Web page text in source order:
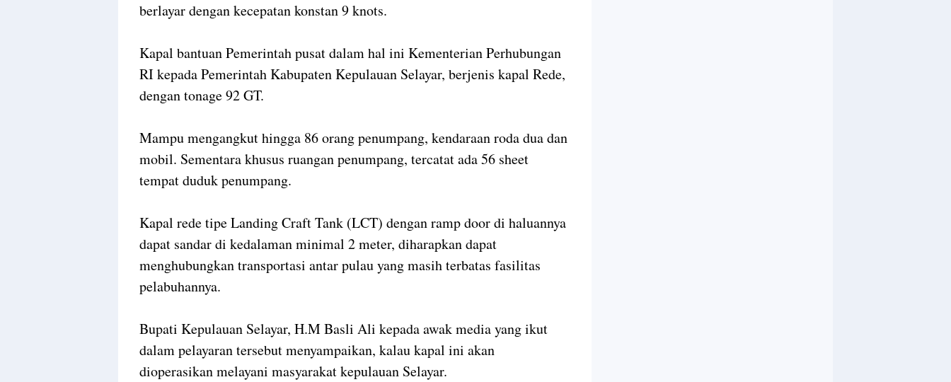
berlayar dengan kecepatan konstan 9 knots.
Kapal bantuan Pemerintah pusat dalam hal ini Kementerian Perhubungan
RI kepada Pemerintah Kabupaten Kepulauan Selayar, berjenis kapal Rede,
dengan tonage 92 GT.
Mampu mengangkut hingga 86 orang penumpang, kendaraan roda dua dan
mobil. Sementara khusus ruangan penumpang, tercatat ada 56 sheet
tempat duduk penumpang.
Kapal rede tipe Landing Craft Tank (LCT) dengan ramp door di haluannya
dapat sandar di kedalaman minimal 2 meter, diharapkan dapat
menghubungkan transportasi antar pulau yang masih terbatas fasilitas
pelabuhannya.
Bupati Kepulauan Selayar, H.M Basli Ali kepada awak media yang ikut
dalam pelayaran tersebut menyampaikan, kalau kapal ini akan
dioperasikan melayani masyarakat kepulauan Selayar.